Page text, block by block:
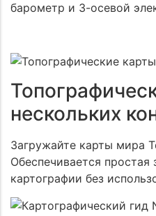
барометр и 3-осевой
нескольких
Загружайте карты мира
Обеспечивается простая
картографии без